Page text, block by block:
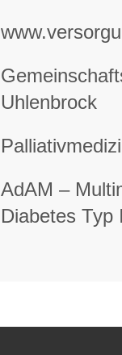
Uhlenbrock
AdAM –
Diabetes Typ